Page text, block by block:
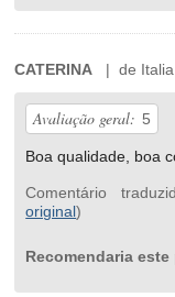
CATERINA | de Italia
Avaliação geral: 5
Boa qualidade, boa
Comentário
original)
Recomendaria